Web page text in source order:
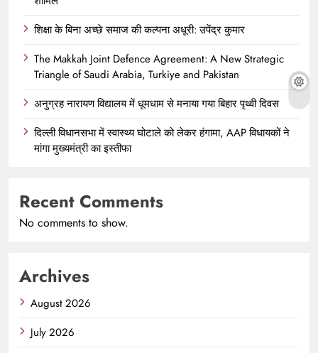
शिक्षा के बिना अच्छे समाज की कल्पना अधूरी: उपेंद्र कुमार
The Makkah Joint Defence Agreement: A New Strategic
Triangle of Saudi Arabia, Turkiye and Pakistan
अनुग्रह नारायण विद्यालय में धूमधाम से मनाया गया बिहार पृथ्वी दिवस
दिल्ली विधानसभा में स्वास्थ्य घोटाले को लेकर हंगामा, AAP विधायकों ने
मांगा मुख्यमंत्री का इस्तीफा
Recent Comments
No comments to show.
Archives
August 2026
July 2026